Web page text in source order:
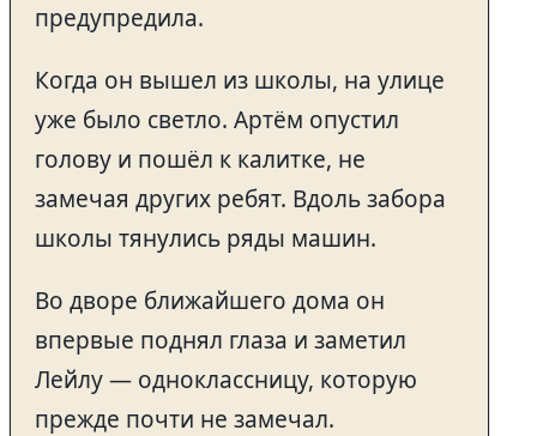
предупредила.
Когда он вышел из школы, на улице
уже было светло. Артём опустил
голову и пошёл к калитке, не
замечая других ребят. Вдоль забора
школы тянулись ряды машин.
Во дворе ближайшего дома он
впервые поднял глаза и заметил
Лейлу — одноклассницу, которую
прежде почти не замечал.